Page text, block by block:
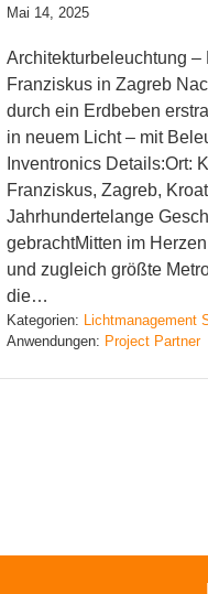
Mai 14, 2025
Architekturbeleuchtung
Franziskus in Zagreb
durch ein Erdbeben
in neuem Licht – mit
Inventronics Details:Ort:
Franziskus, Zagreb,
Jahrhundertelange
gebrachtMitten im
und zugleich größte
die…
Kategorien: Lichtmanagement
Anwendungen: Project Partner